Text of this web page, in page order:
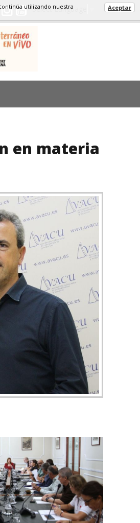
Select Language
en materia
utilizando nuestra
Aceptar